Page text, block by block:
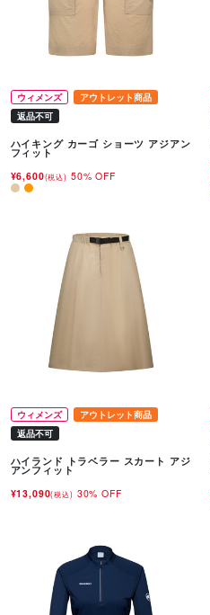
ウィメンズ
アウトレット商品
返品不可
ハイキング カーゴ ショーツ アジアン
フィット
¥6,600(税込) 50% OFF
ウィメンズ
アウトレット商品
返品不可
ハイランド トラベラー スカート アジ
アンフィット
¥13,090(税込) 30% OFF